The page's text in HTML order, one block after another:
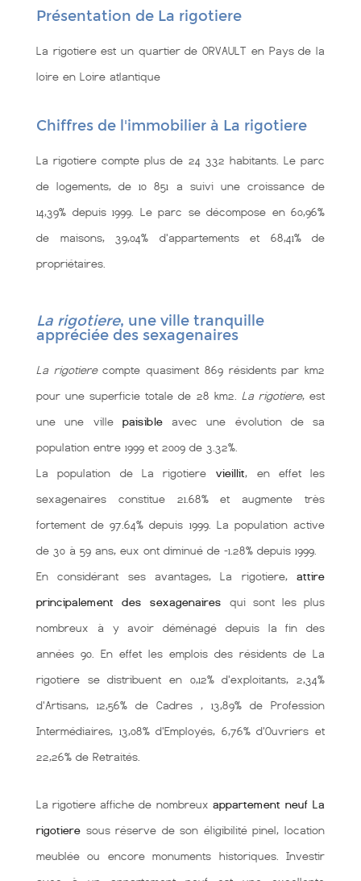
Présentation de La rigotiere
La rigotiere est un quartier de ORVAULT en Pays de la
loire en Loire atlantique
Chiffres de l'immobilier à La rigotiere
La rigotiere compte plus de 24 332 habitants. Le parc
de logements, de 10 851 a suivi une croissance de
14,39% depuis 1999. Le parc se décompose en 60,96%
de maisons, 39,04% d'appartements et 68,41% de
propriétaires.
La rigotiere, une ville tranquille
appréciée des sexagenaires
La rigotierecompte quasiment 869 résidents par km2
pour une superficie totale de 28 km2. La rigotiere, est
une une ville paisibleavec une évolution de sa
population entre 1999 et 2009 de 3.32%.
La population de La rigotiere vieillit, en effet les
sexagenaires constitue 21.68% et augmente très
fortement de 97.64% depuis 1999. La population active
de 30 à 59 ans, eux ont diminué de -1.28% depuis 1999.
En considérant ses avantages, La rigotiere, attire
principalement des sexagenaires qui sont les plus
nombreux à y avoir déménagé depuis la fin des
années 90. En effet les emplois des résidents de La
rigotiere se distribuent en 0,12% d'exploitants, 2,34%
d'Artisans, 12,56% de Cadres , 13,89% de Profession
Intermédiaires, 13,08% d'Employés, 6,76% d'Ouvriers et
22,26% de Retraités.
La rigotiere affiche de nombreux appartement neuf La
rigotiere sous réserve de son éligibilité pinel, location
meublée ou encore monuments historiques. Investir